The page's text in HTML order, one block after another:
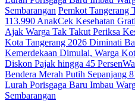
Sembarangan Pemkot Tangerang
113.990 AnakCek Kesehatan
Ajak Warga Tak Takut Periksa
Kota Tangerang 2026 Diminati
Kemerdekaan Dimulai, Warga
Diskon Pajak hingga 45 Persen
Bendera Merah Putih Sepanjang
Lurah Porisgaga Baru Imbau
Sembarangan